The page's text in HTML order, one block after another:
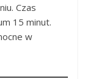
Czas
15 minut.
w